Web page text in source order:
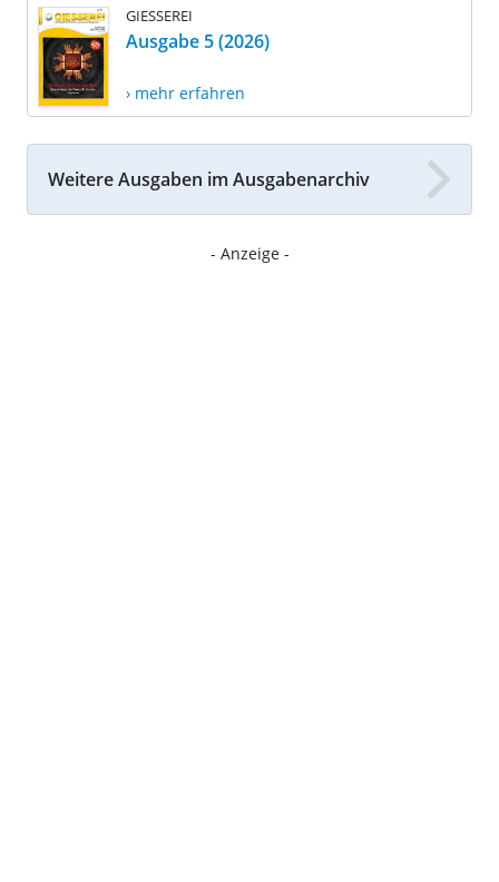
GIESSEREI
Ausgabe 5 (2026)
› mehr erfahren
Weitere Ausgaben im Ausgabenarchiv
- Anzeige -